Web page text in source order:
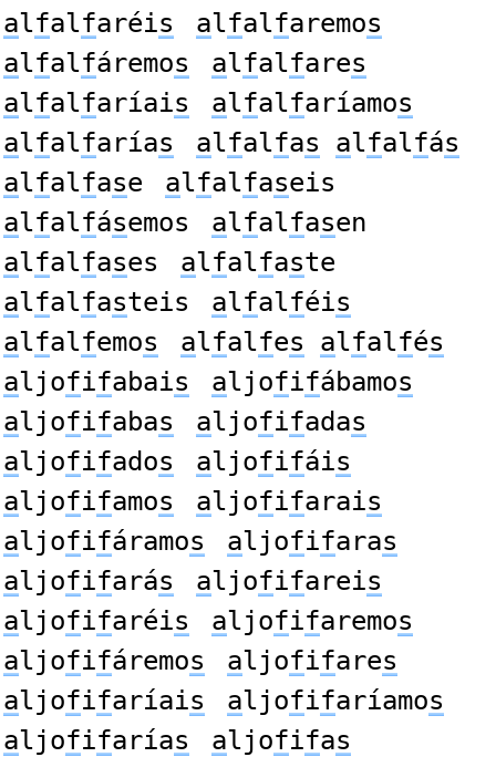
alfalfaréis alfalfaremos
alfalfáremos alfalfares
alfalfaríais alfalfaríamos
alfalfarías alfalfas alfalfás
alfalfase alfalfaseis
alfalfásemos alfalfasen
alfalfases alfalfaste
alfalfasteis alfalféis
alfalfemos alfalfes alfalfés
aljofifabais aljofifábamos
aljofifabas aljofifadas
aljofifados aljofifáis
aljofifamos aljofifarais
aljofifáramos aljofifaras
aljofifarás aljofifareis
aljofifaréis aljofifaremos
aljofifáremos aljofifares
aljofifaríais aljofifaríamos
aljofifarías aljofifas